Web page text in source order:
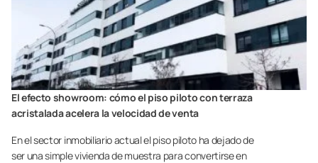
El efecto showroom: cómo el piso piloto con terraza
acristalada acelera la velocidad de venta
En el sector inmobiliario actual el piso piloto ha dejado de
ser una simple vivienda de muestra para convertirse en